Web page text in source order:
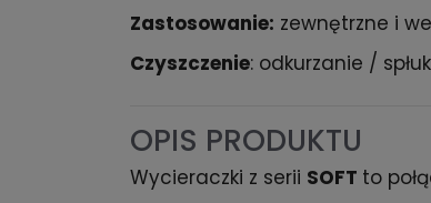
Zastosowanie: zewnętrzne i
Czyszczenie: odkurzanie /
OPIS PRODUKTU
Wycieraczki z serii SOFT to